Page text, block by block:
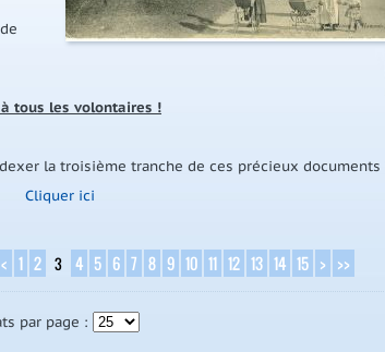
tous les volontaires !
la troisième tranche de ces précieux documents
Cliquer ici
< 1 2 3 4 5 6 7 8 9 10 11 12 13 14 15 > >>
par page :